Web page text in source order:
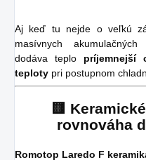
Aj keď tu nejde o veľkú
masívnych
dodáva teplo príjemnejší
teploty pri postupnom
🟨
rovnováha
Romotop Laredo F